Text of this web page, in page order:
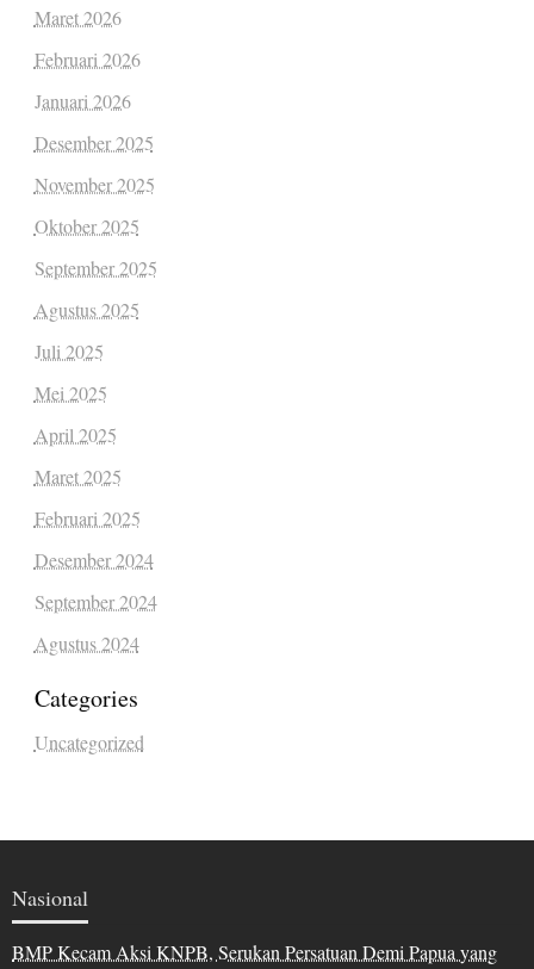
Maret 2026
Februari 2026
Januari 2026
Desember 2025
November 2025
Oktober 2025
September 2025
Agustus 2025
Juli 2025
Mei 2025
April 2025
Maret 2025
Februari 2025
Desember 2024
September 2024
Agustus 2024
Categories
Uncategorized
Nasional
BMP Kecam Aksi KNPB, Serukan Persatuan Demi Papua yang